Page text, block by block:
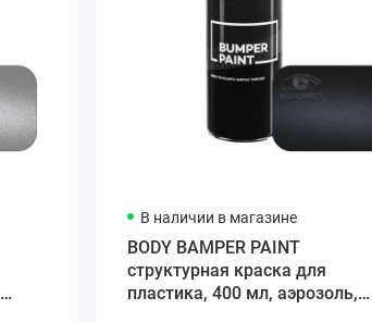
В наличии в магазине
BODY BAMPER PAINT
структурная краска для
пластика, 400 мл, аэрозоль,